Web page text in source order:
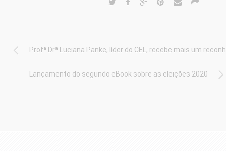
Profª Drª Luciana Panke, líder do CEL, recebe mais um
Lançamento do segundo eBook sobre as eleições 2020